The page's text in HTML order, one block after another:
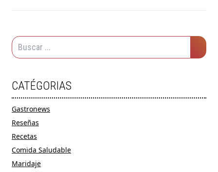
CATÉGORIAS
Gastronews
Reseñas
Recetas
Comida Saludable
Maridaje